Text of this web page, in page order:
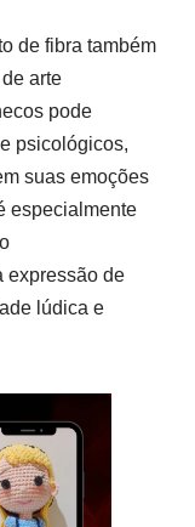
de fibra também
arte
pode
psicológicos,
suas emoções
especialmente
expressão de
lúdica e